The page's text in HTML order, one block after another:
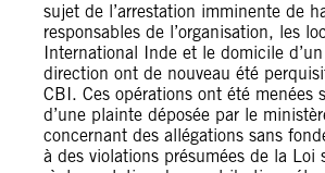
sujet de l’arrestation imminente de
responsables de l’organisation, les
International Inde et le domicile
direction ont de nouveau été
CBI. Ces opérations ont été menées
d’une plainte déposée par le
concernant des allégations sans
à des violations présumées de la Loi